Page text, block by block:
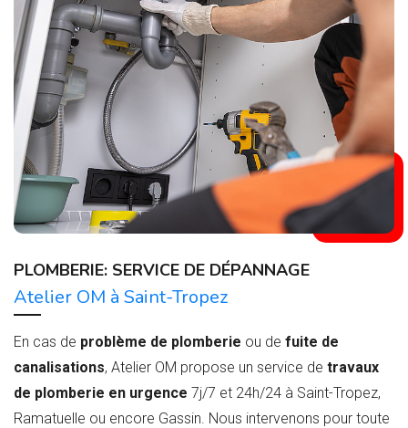
PLOMBERIE: SERVICE DE DÉPANNAGE
Atelier OM à Saint-Tropez
En cas de problème de plomberie ou de fuite de
canalisations, Atelier OM propose un service de travaux
de plomberie en urgence 7j/7 et 24h/24 à Saint-Tropez,
Ramatuelle ou encore Gassin. Nous intervenons pour toute